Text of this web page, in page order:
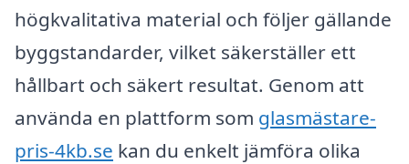
högkvalitativa material och följer gällande
byggstandarder, vilket säkerställer ett
hållbart och säkert resultat. Genom att
använda en plattform som glasmästare-
pris-4kb.se kan du enkelt jämföra olika